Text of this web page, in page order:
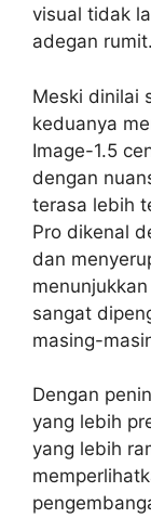
visual tidak
adegan rumit.
Meski dinilai
keduanya
Image-1.5
dengan
terasa lebih
Pro dikenal
dan
sangat
masing-
Dengan
yang lebih
yang lebih